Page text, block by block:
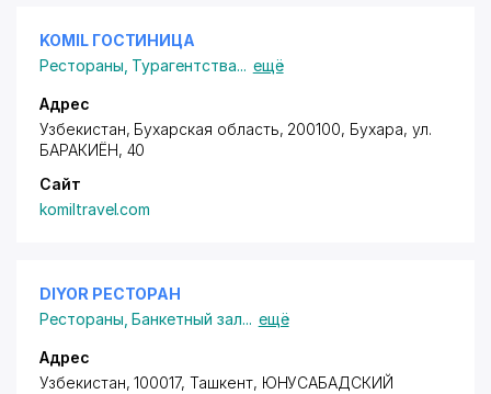
KOMIL ГОСТИНИЦА
Рестораны Турагентства... ещё
Адрес
Узбекистан, Бухарская область, 200100, Бухара, ул.
БАРАКИЁН, 40
Сайт
komiltravel.com
DIYOR РЕСТОРАН
Рестораны ,Банкетный зал... ещё
Адрес
Узбекистан, 100017, Ташкент, ЮНУСАБАДСКИЙ